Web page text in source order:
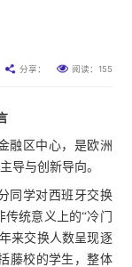
分享： 阅读： 155
融区中心，是欧洲
导与创新导向。
同学对西班牙交换
统意义上的“冷门
来交换人数呈现逐
藤校的学生，整体